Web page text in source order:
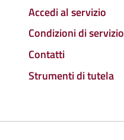
Accedi al servizio
Condizioni di servizio
Contatti
Strumenti di tutela